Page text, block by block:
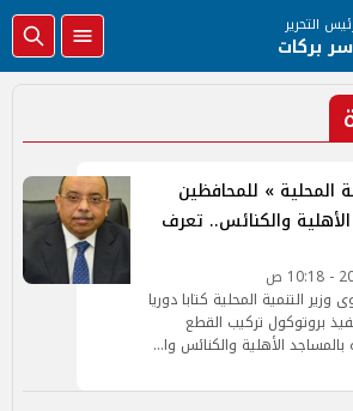
التحرير
بركات
المحلية » للمحافظين
والكنائس.. تعرف
التنمية المحلية كتابا دوريا
بروتوكول تركيب القطع
الأهلية والكنائس وا…